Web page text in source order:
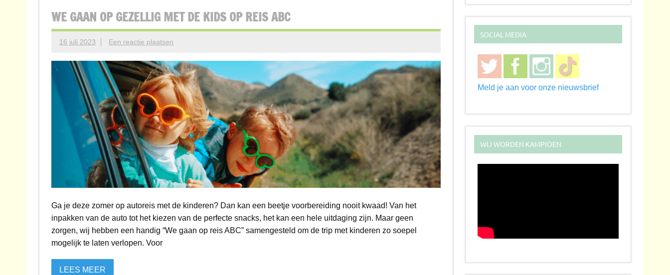
WE GAAN OP GEZELLIG MET DE KIDS OP REIS ABC
16 juli 2023 Een reactie plaatsen
Ga je deze zomer op autoreis met de kinderen? Dan kan een beetje voorbereiding nooit kwaad! Van het
inpakken van de auto tot het kiezen van de perfecte snacks, het kan een hele uitdaging zijn. Maar geen
zorgen, wij hebben een handig “We gaan op reis ABC” samengesteld om de trip met kinderen zo soepel
mogelijk te laten verlopen. Voor
LEES MEER
SOCIAL MEDIA
Meld je aan voor onze nieuwsbrief
WIJ WORDEN KAMPIOEN